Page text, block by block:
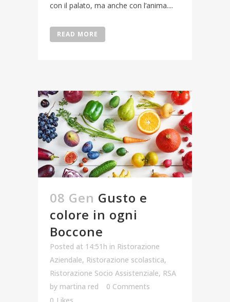
con il palato, ma anche con l’anima....
READ MORE
08 Gen Gusto e
colore in ogni
Boccone
Posted at 14:51h in Ristorazione
Aziendale, Ristorazione scolastica,
Ristorazione Socio Assistenziale, RSA
by martina red
0 Comments